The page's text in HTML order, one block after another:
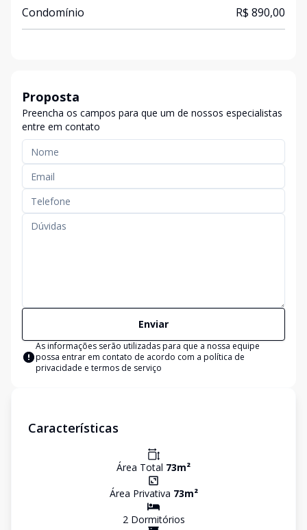
Condomínio R$ 890,00
Proposta
Preencha os campos para que um de nossos especialistas
entre em contato
Enviar
As informações serão utilizadas para que a nossa equipe
possa entrar em contato de acordo com a política de
privacidade e termos de serviço
Características
Área Total 73m²
Área Privativa 73m²
2Dormitórios